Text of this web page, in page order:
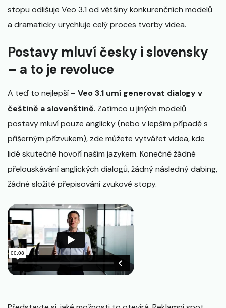
stopu odlišuje Veo 3.1 od většiny konkurenčních modelů
a dramaticky urychluje celý proces tvorby videa.
Postavy mluví česky i slovensky
– a to je revoluce
A teď to nejlepší – Veo 3.1 umí generovat dialogy v
češtině a slovenštině. Zatímco u jiných modelů
postavy mluví pouze anglicky (nebo v lepším případě s
příšerným přízvukem), zde můžete vytvářet videa, kde
lidé skutečně hovoří naším jazykem. Konečně žádné
přelouskávání anglických dialogů, žádný následný dabing,
žádné složité přepisování zvukové stopy.